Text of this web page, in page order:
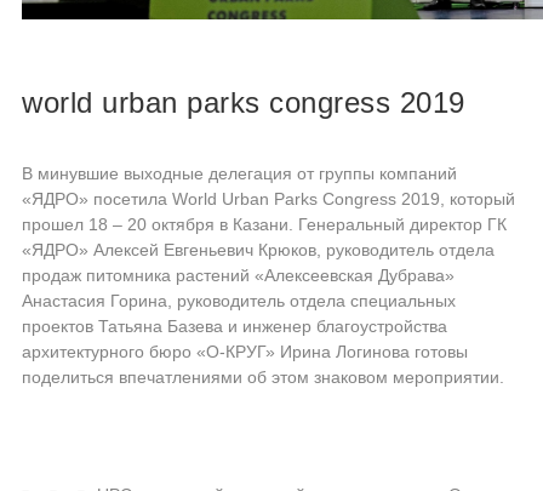
world urban parks congress 2019
В минувшие выходные делегация от группы компаний
«ЯДРО» посетила World Urban Parks Congress 2019, который
прошел 18 – 20 октября в Казани. Генеральный директор ГК
«ЯДРО» Алексей Евгеньевич Крюков, руководитель отдела
продаж питомника растений «Алексеевская Дубрава»
Анастасия Горина, руководитель отдела специальных
проектов Татьяна Базева и инженер благоустройства
архитектурного бюро «О-КРУГ» Ирина Логинова готовы
поделиться впечатлениями об этом знаковом мероприятии.